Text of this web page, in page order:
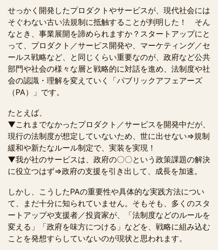
せっかく開発したプロダクトやサービスが、現代社会には
そぐわない古い法規制に抵触することが判明した！ そん
なとき、事業展開を諦められますか？ ​​ スタートアップにと
って、プロダクト／サービス開発や、マーケティング／セ
ールス戦略など、と同じくらい重要なのが、政府など公共
部門や社会の様々な層と戦略的に対話を進め、法制度や社
会の認識・理解を変えていく「パブリックアフェアーズ
（PA）」です。
たとえば、
▼これまでなかったプロダクト／サービスを開発中だが、
現行の法制度が想定していないため、世に出せない⇒規制
緩和や新たなルール制定で、実装を実現！
▼我が社のサービスは、政府の〇〇という政策課題の解決
に役立つはず⇒政府の支援を引き出して、成長を加速。
しかし、こうしたPAの重要性や具体的な実践方法につい
て、まだ十分に知られていません。そもそも、多くのスタ
ートアップや支援者／投資家が、「法制度などのルールを
変える」「政府を味方につける」などを、戦略に組み込む
ことを発想すらしていないのが現状と思われます。 ​​